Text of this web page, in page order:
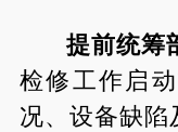
提前统筹
检修工作启
况、设备缺陷